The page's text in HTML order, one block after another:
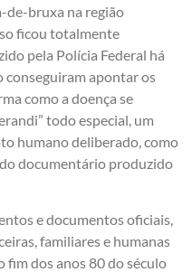
de-bruxa na região
ficou totalmente
pela Polícia Federal há
conseguiram apontar os
como a doença se
todo especial, um
humano deliberado, como
documentário produzido
e documentos oficiais,
familiares e humanas
fim dos anos 80 do século